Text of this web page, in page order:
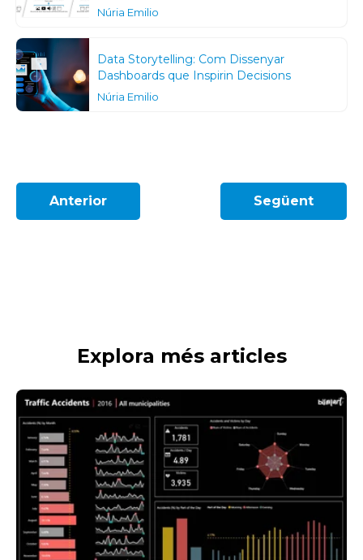
Núria Emilio
Data Storytelling: Com Dissenyar
Dashboards que Inspirin Decisions
Núria Emilio
Anterior Següent
Explora més articles